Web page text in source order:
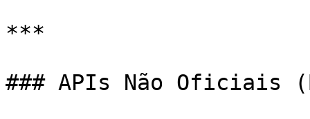
***
### APIs Não Oficiais